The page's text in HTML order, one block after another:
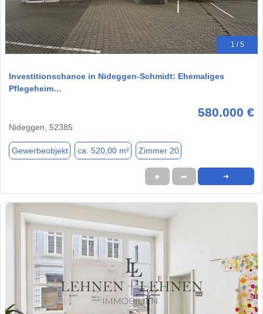
1 / 5
Investitionschance in Nideggen-Schmidt: Ehemaliges
Pflegeheim…
580.000 €
Nideggen, 52385
Gewerbeobjekt ca. 520,00 m² Zimmer 20
★ ➦ ➜